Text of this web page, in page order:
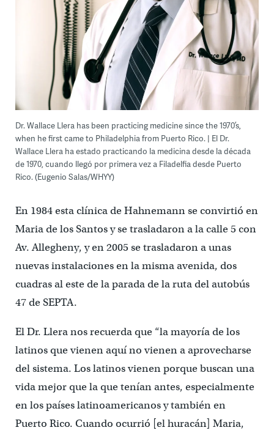
Dr. Wallace Llera has been practicing medicine since the 1970’s,
when he first came to Philadelphia from Puerto Rico. | El Dr.
Wallace Llera ha estado practicando la medicina desde la década
de 1970, cuando llegó por primera vez a Filadelfia desde Puerto
Rico. (Eugenio Salas/WHYY)
En 1984 esta clínica de Hahnemann se convirtió en
Maria de los Santos y se trasladaron a la calle 5 con
Av. Allegheny, y en 2005 se trasladaron a unas
nuevas instalaciones en la misma avenida, dos
cuadras al este de la parada de la ruta del autobús
47 de SEPTA.
El Dr. Llera nos recuerda que “la mayoría de los
latinos que vienen aquí no vienen a aprovecharse
del sistema. Los latinos vienen porque buscan una
vida mejor que la que tenían antes, especialmente
en los países latinoamericanos y también en
Puerto Rico. Cuando ocurrió [el huracán] Maria,